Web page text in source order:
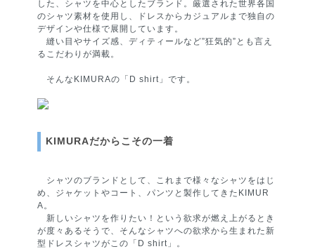
した、シャツを中心としたブランド。厳選された世界各国
のシャツ素材を使用し、ドレスからカジュアルまで独自の
デザインや仕様で展開しています。
縫い目やサイズ感、ディティールなど”狂気的”とも言え
るこだわりが満載。
そんなKIMURAの「D shirt」です。
KIMURAだからこその一着
シャツのブランドとして、これまで様々なシャツをはじ
め、ジャケットやコート、パンツと製作してきたKIMUR
A。
新しいシャツを作りたい！という欲求が燃え上がるとき
が度々あるそうで、そんなシャツへの欲求から生まれた新
型ドレスシャツがこの「D shirt」。